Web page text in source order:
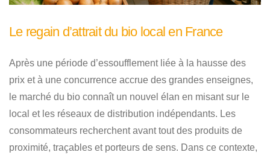
Le regain d’attrait du bio local en France
Après une période d’essoufflement liée à la hausse des
prix et à une concurrence accrue des grandes enseignes,
le marché du bio connaît un nouvel élan en misant sur le
local et les réseaux de distribution indépendants. Les
consommateurs recherchent avant tout des produits de
proximité, traçables et porteurs de sens. Dans ce contexte,